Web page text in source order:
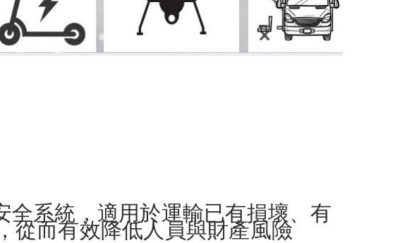
全系統，適用於運輸已有損壞、有
從而有效降低人員與財產風險